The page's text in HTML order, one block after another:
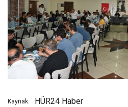
Kaynak: HÜR24 Haber